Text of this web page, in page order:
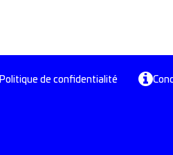
Politique de confidentialité